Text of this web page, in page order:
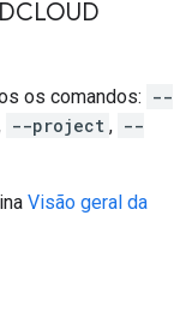
os comandos: --
--project , --
Visão geral da